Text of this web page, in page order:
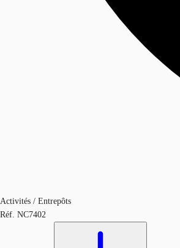
Activités / Entrepôts
Réf. NC7402